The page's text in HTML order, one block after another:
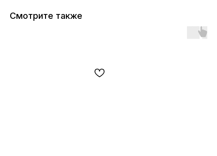
Смотрите также